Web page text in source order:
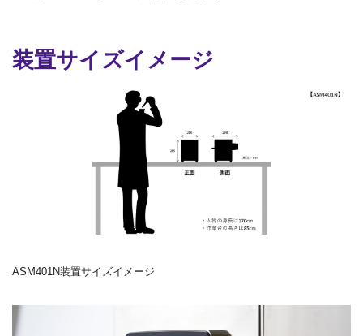
装置サイズイメージ
ASM401N装置サイズイメージ